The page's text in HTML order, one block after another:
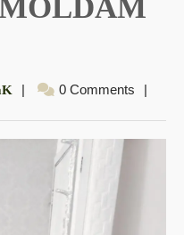
LauraK
| 0 Comments |